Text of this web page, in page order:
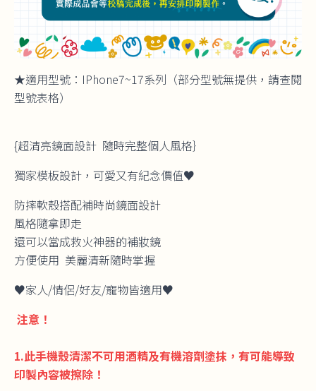
★適用型號：IPhone7~17系列（部分型號無提供，請查閱
型號表格）
{超清亮鏡面設計 隨時完整個人風格｝
獨家模板設計，可愛又有紀念價值♥︎
防摔軟殼搭配補時尚鏡面設計
風格隨拿即走
還可以當成救火神器的補妝鏡
方便使用 美麗清新隨時掌握
♥︎家人/情侶/好友/寵物皆適用♥︎
注意！
1.此手機殼清潔不可用酒精及有機溶劑塗抹，有可能導致
印製內容被擦除！